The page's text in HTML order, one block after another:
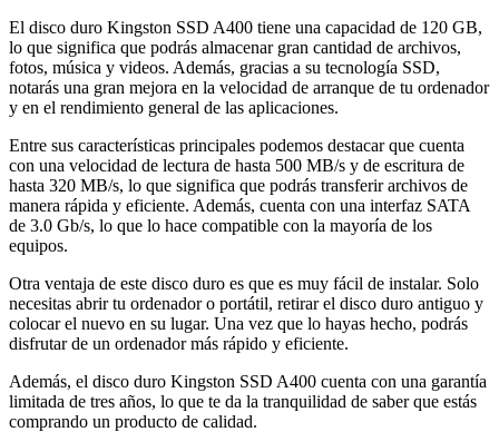
El disco duro Kingston SSD A400 tiene una capacidad de 120 GB,
lo que significa que podrás almacenar gran cantidad de archivos,
fotos, música y videos. Además, gracias a su tecnología SSD,
notarás una gran mejora en la velocidad de arranque de tu ordenador
y en el rendimiento general de las aplicaciones.
Entre sus características principales podemos destacar que cuenta
con una velocidad de lectura de hasta 500 MB/s y de escritura de
hasta 320 MB/s, lo que significa que podrás transferir archivos de
manera rápida y eficiente. Además, cuenta con una interfaz SATA
de 3.0 Gb/s, lo que lo hace compatible con la mayoría de los
equipos.
Otra ventaja de este disco duro es que es muy fácil de instalar. Solo
necesitas abrir tu ordenador o portátil, retirar el disco duro antiguo y
colocar el nuevo en su lugar. Una vez que lo hayas hecho, podrás
disfrutar de un ordenador más rápido y eficiente.
Además, el disco duro Kingston SSD A400 cuenta con una garantía
limitada de tres años, lo que te da la tranquilidad de saber que estás
comprando un producto de calidad.